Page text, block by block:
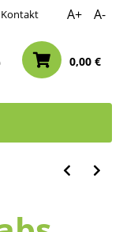
Kontakt A+ A-
0,00 €